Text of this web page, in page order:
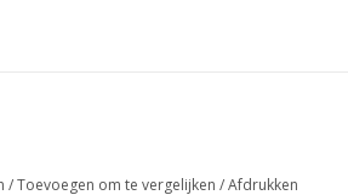
/Toevoegen om te vergelijken /Afdrukken